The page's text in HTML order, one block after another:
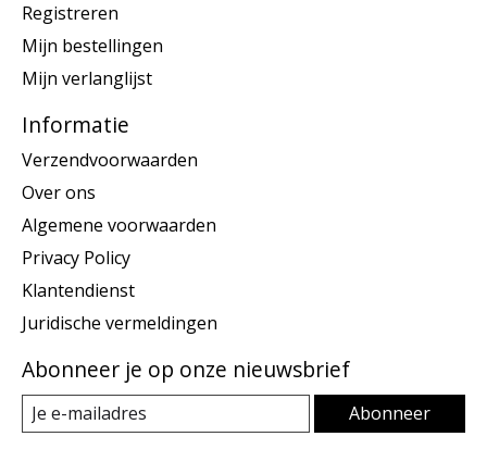
Registreren
Mijn bestellingen
Mijn verlanglijst
Informatie
Verzendvoorwaarden
Over ons
Algemene voorwaarden
Privacy Policy
Klantendienst
Juridische vermeldingen
Abonneer je op onze nieuwsbrief
Abonneer